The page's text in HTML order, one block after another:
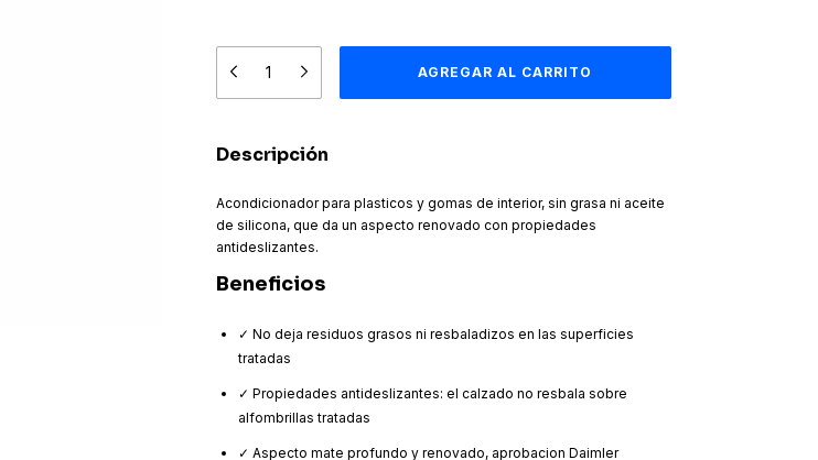
Descripción
Acondicionador para plasticos y gomas de interior, sin grasa ni aceite
de silicona, que da un aspecto renovado con propiedades
antideslizantes.
Beneficios
✓ No deja residuos grasos ni resbaladizos en las superficies
tratadas
✓ Propiedades antideslizantes: el calzado no resbala sobre
alfombrillas tratadas
✓ Aspecto mate profundo y renovado, aprobacion Daimler